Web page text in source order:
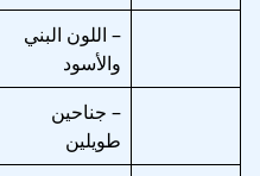
– اللون البني
والأسود
– جناحين
طويلين